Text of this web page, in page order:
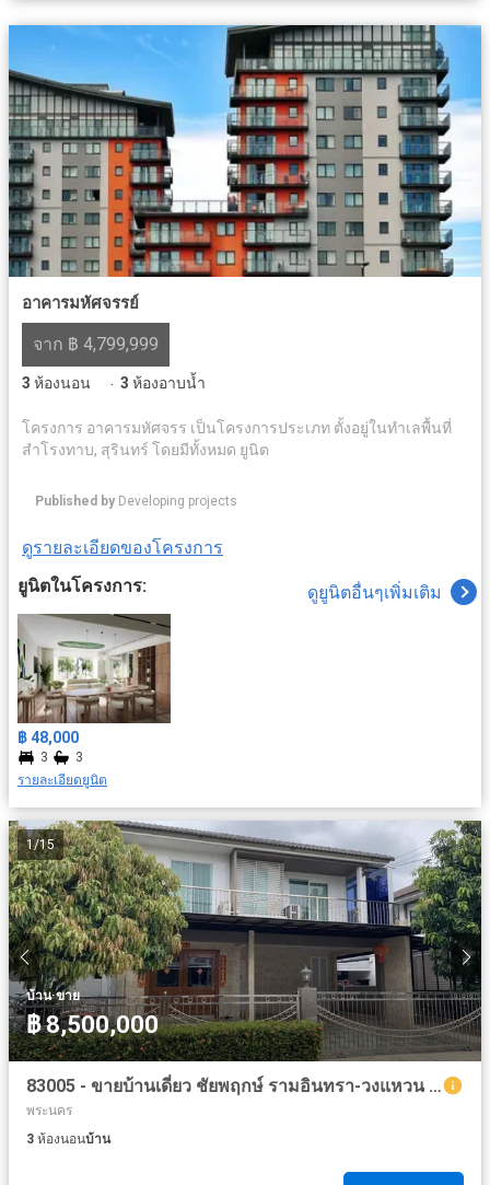
อาคารมหัศจรรย์
จาก ฿ 4,799,999
3 ห้องนอน · 3 ห้องอาบน้ำ
โครงการ อาคารมหัศจรร เป็นโครงการประเภท ตั้งอยู่ในทำเลพื้นที่
สำโรงทาบ, สุรินทร์ โดยมีทั้งหมด ยูนิต
Published by Developing projects
ดูรายละเอียดของโครงการ
ยูนิตในโครงการ:
ดูยูนิตอื่นๆเพิ่มเติม
฿ 48,000
3
3
รายละเอียดยูนิต
1/15
บ้าน·ขาย
฿ 8,500,000
83005 - ขายบ้านเดี่ยว ชัยพฤกษ์ รามอินทรา-วงแหวน 2 คลองสามวา กรุงเทพมหานคร
พระนคร
3 ห้องนอนบ้าน